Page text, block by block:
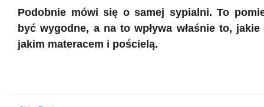
Podobnie mówi się o samej sypialni. To
być wygodne, a na to wpływa właśnie to, jakie
jakim materacem i pościelą.